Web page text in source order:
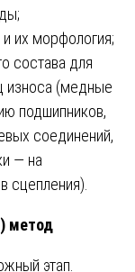
их морфология;
состава для
износа (медные
подшипников,
соединений,
— на
сцепления).
метод
этап.